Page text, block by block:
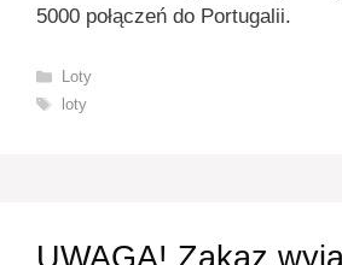
5000 połączeń do Portugalii.
Kategorie
Loty
Tagi
loty